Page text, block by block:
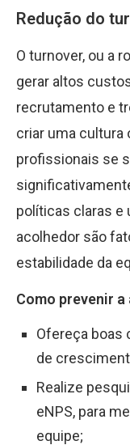
Redução do
O turnover, ou a
gerar altos
recrutamento e
criar uma cultura
profissionais se
políticas claras e
acolhedor são
estabilidade da
Como prevenir
Ofereça boas
de
Realize
eNPS, para
equipe;